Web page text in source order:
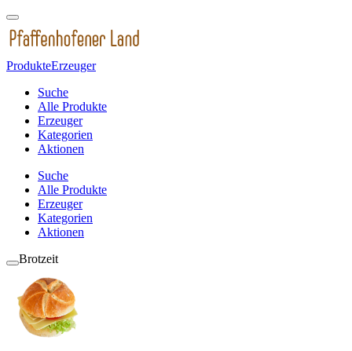
ProdukteErzeuger
Suche
Alle Produkte
Erzeuger
Kategorien
Aktionen
Suche
Alle Produkte
Erzeuger
Kategorien
Aktionen
Brotzeit